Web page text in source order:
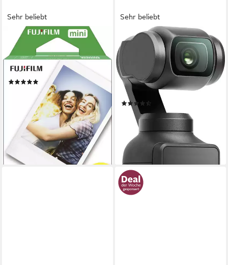
Sehr beliebt
FUJIFILM
Sofortbildfilm Instax Mini Film
Doppelpack, 20 (Packung 2-
St)
(44)
ab 19,99 €
lieferbar - in 1-2 Werktagen bei dir
Sehr beliebt
DJI
Osmo Pocket 3 Kreativ
Combo Camcorder
4K Ultra HD
Auflösung Video
2 drehbar Monitor
microSD
Speicherformat
(56)
ab 399,00 € UVP549,00 €
19,82 €
mtl. in 24 Raten
-27%
lieferbar - am nächsten Werktag
bei dir